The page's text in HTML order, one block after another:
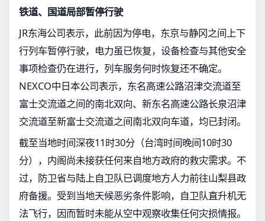
铁道、国道局部暂停行驶
JR东海公司表示，此前因为停电，东京与静冈之间上下
行列车暂停行驶，电力虽已恢复，设备检查与其他安全
事项检查仍在进行，列车服务何时恢复还不确定。
NEXCO中日本公司表示，东名高速公路沼津交流道至
富士交流道之间的南北双向、新东名高速公路长泉沼津
交流道至新富士交流道之间南北双向车道，均已封闭。
截至当地时间深夜11时30分（台湾时间晚间10时30
分），内阁尚未接获任何来自地方政府的救灾需求。不
过，防卫省与陆上自卫队已调度地方人力前往山梨县政
府备援。受到当地天候恶劣条件影响，自卫队直升机无
法飞行，因而暂时未能从空中观察收集任何灾损情报。